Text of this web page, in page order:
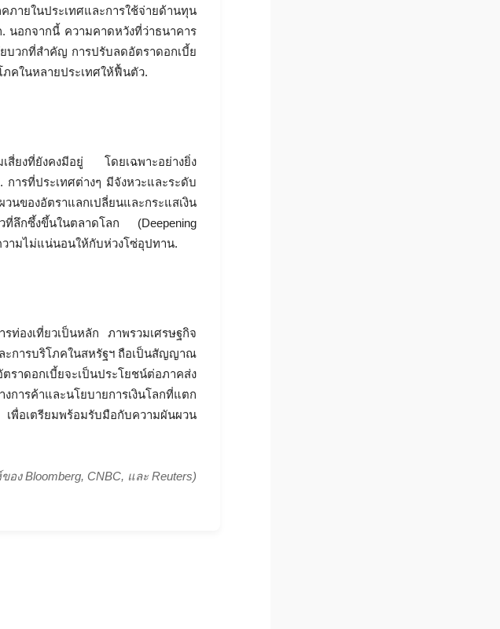
ายในประเทศและการใช้จ่ายด้านทุน
. นอกจากนี้ ความคาดหวังที่ว่าธนาคาร
ยบวกที่สำคัญ การปรับลดอัตราดอกเบี้ย
คในหลายประเทศให้ฟื้นตัว.
สี่ยงที่ยังคงมีอยู่ โดยเฉพาะอย่างยิ่ง
การที่ประเทศต่างๆ มีจังหวะและระดับ
ของอัตราแลกเปลี่ยนและกระแสเงิน
ลึกซึ้งขึ้นในตลาดโลก (Deepening
วามไม่แน่นอนให้กับห่วงโซ่อุปทาน.
ท่องเที่ยวเป็นหลัก ภาพรวมเศรษฐกิจ
ะการบริโภคในสหรัฐฯ ถือเป็นสัญญาณ
ราดอกเบี้ยจะเป็นประโยชน์ต่อภาคส่ง
การค้าและนโยบายการเงินโลกที่แตก
เพื่อเตรียมพร้อมรับมือกับความผันผวน
ง Bloomberg, CNBC, และ Reuters)